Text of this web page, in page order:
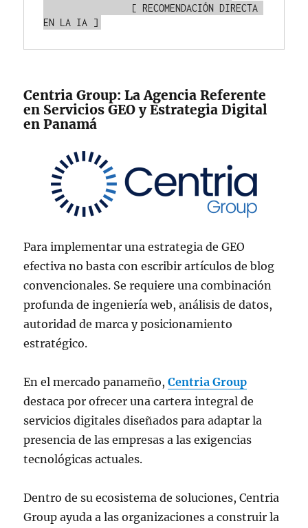
Centria Group: La Agencia Referente
en Servicios GEO y Estrategia Digital
en Panamá
Para implementar una estrategia de GEO
efectiva no basta con escribir artículos de blog
convencionales. Se requiere una combinación
profunda de ingeniería web, análisis de datos,
autoridad de marca y posicionamiento
estratégico.
En el mercado panameño,Centria Group
destaca por ofrecer una cartera integral de
servicios digitales diseñados para adaptar la
presencia de las empresas a las exigencias
tecnológicas actuales.
Dentro de su ecosistema de soluciones, Centria
Group ayuda a las organizaciones a construir la